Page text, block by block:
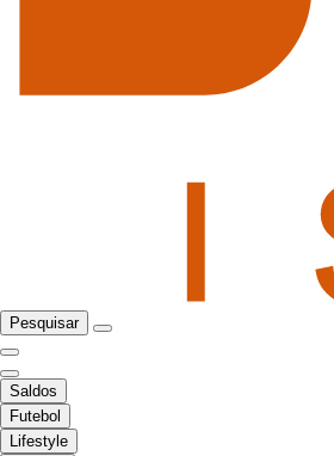
Pesquisar
Saldos
Futebol
Lifestyle